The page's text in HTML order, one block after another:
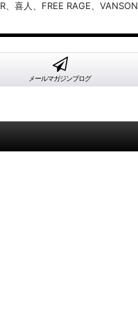
喜人、FREE RAGE、VANSON
メールマガジンブログ